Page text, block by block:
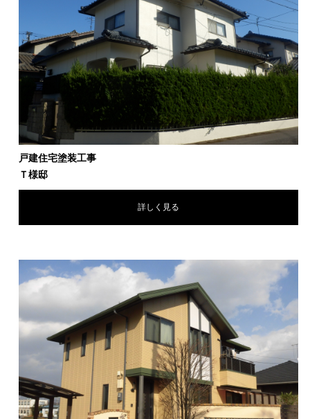
戸建住宅塗装工事
Ｔ様邸
詳しく見る